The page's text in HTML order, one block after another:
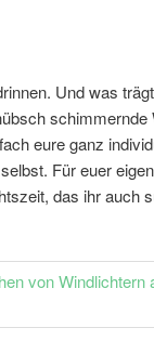
Und was
eure ganz
Für euer
das ihr auch